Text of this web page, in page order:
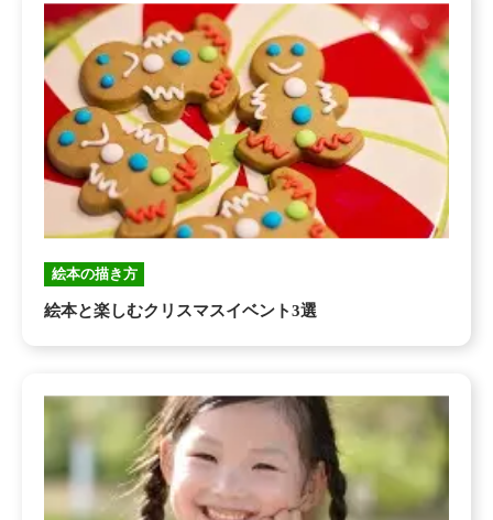
絵本の描き方
絵本と楽しむクリスマスイベント3選